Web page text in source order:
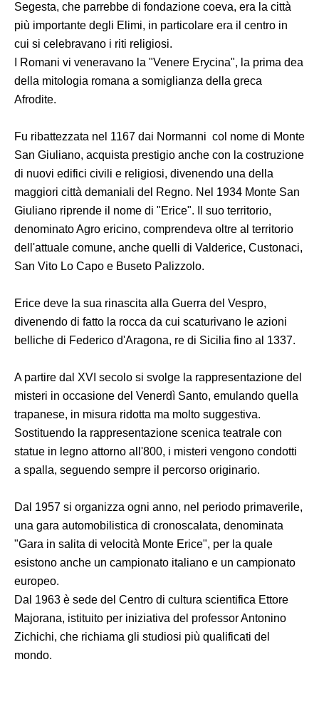
Segesta, che parrebbe di fondazione coeva, era la città
più importante degli Elimi, in particolare era il centro in
cui si celebravano i riti religiosi.
I Romani vi veneravano la "Venere Erycina", la prima dea
della mitologia romana a somiglianza della greca
Afrodite.
Fu ribattezzata nel 1167 dai Normanni col nome di Monte
San Giuliano, acquista prestigio anche con la costruzione
di nuovi edifici civili e religiosi, divenendo una della
maggiori città demaniali del Regno. Nel 1934 Monte San
Giuliano riprende il nome di "Erice". Il suo territorio,
denominato Agro ericino, comprendeva oltre al territorio
dell'attuale comune, anche quelli di Valderice, Custonaci,
San Vito Lo Capo e Buseto Palizzolo.
Erice deve la sua rinascita alla Guerra del Vespro,
divenendo di fatto la rocca da cui scaturivano le azioni
belliche di Federico d'Aragona, re di Sicilia fino al 1337.
A partire dal XVI secolo si svolge la rappresentazione del
misteri in occasione del Venerdì Santo, emulando quella
trapanese, in misura ridotta ma molto suggestiva.
Sostituendo la rappresentazione scenica teatrale con
statue in legno attorno all'800, i misteri vengono condotti
a spalla, seguendo sempre il percorso originario.
Dal 1957 si organizza ogni anno, nel periodo primaverile,
una gara automobilistica di cronoscalata, denominata
"Gara in salita di velocità Monte Erice", per la quale
esistono anche un campionato italiano e un campionato
europeo.
Dal 1963 è sede del Centro di cultura scientifica Ettore
Majorana, istituito per iniziativa del professor Antonino
Zichichi, che richiama gli studiosi più qualificati del
mondo.